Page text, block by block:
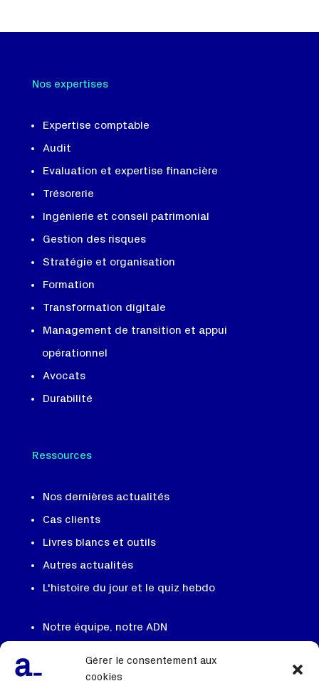
Gérer le consentement aux
cookies
Nos expertises
Expertise comptable
Audit
Evaluation et expertise financière
Trésorerie
Ingénierie et conseil patrimonial
Gestion des risques
Stratégie et organisation
Formation
Transformation digitale
Management de transition et appui
opérationnel
Avocats
Durabilité
Ressources
Nos dernières actualités
Cas clients
Livres blancs et outils
Autres actualités
L'histoire du jour et le quiz hebdo
Notre équipe, notre ADN
Contactez nous